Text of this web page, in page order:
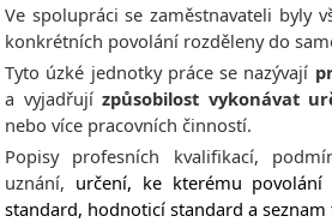
Ve spolupráci se zaměstnavateli byly
konkrétních povolání rozděleny do
Tyto úzké jednotky práce se nazývají
a vyjadřují způsobilost vykonávat
nebo více pracovních činností.
Popisy profesních kvalifikací,
uznání, určení, ke kterému povolání
standard, hodnoticí standard a